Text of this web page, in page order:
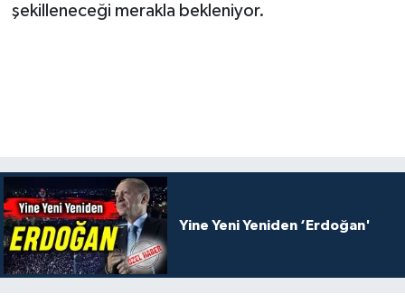
şekilleneceği merakla bekleniyor.
Yine Yeni Yeniden ‘Erdoğan'